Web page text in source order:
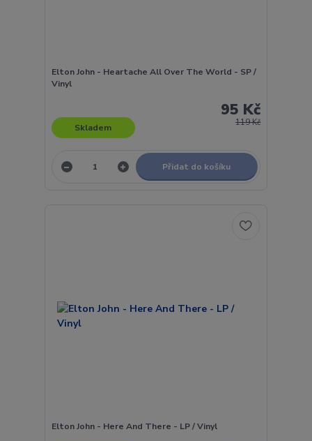
Elton John - Heartache All Over The World - SP /
Vinyl
119 Kč
95 Kč
Skladem
Přidat do košíku
Elton John - Here And There - LP / Vinyl